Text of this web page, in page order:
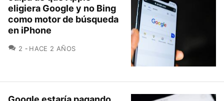
eligiera Google y no Bing
como motor de búsqueda
en iPhone
2 COMENTARIOS
HACE 2 AÑOS